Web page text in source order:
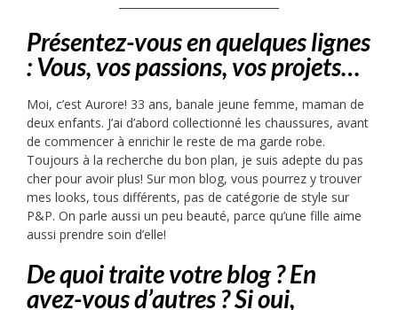
Présentez-vous en quelques lignes
: Vous, vos passions, vos projets…
Moi, c’est Aurore! 33 ans, banale jeune femme, maman de
deux enfants. J’ai d’abord collectionné les chaussures, avant
de commencer à enrichir le reste de ma garde robe.
Toujours à la recherche du bon plan, je suis adepte du pas
cher pour avoir plus! Sur mon blog, vous pourrez y trouver
mes looks, tous différents, pas de catégorie de style sur
P&P. On parle aussi un peu beauté, parce qu’une fille aime
aussi prendre soin d’elle!
De quoi traite votre blog ? En
avez-vous d’autres ? Si oui,